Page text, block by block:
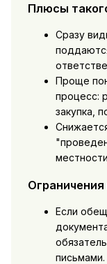
Плюсы
Сразу
Проще
процесс:
закупка,
Если
письмами.